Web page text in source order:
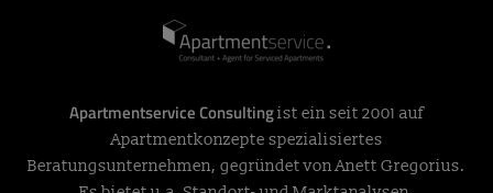
Apartmentservice Consultingist ein seit 2001 auf
Apartmentkonzepte spezialisiertes
Beratungsunternehmen, gegründet von Anett Gregorius.